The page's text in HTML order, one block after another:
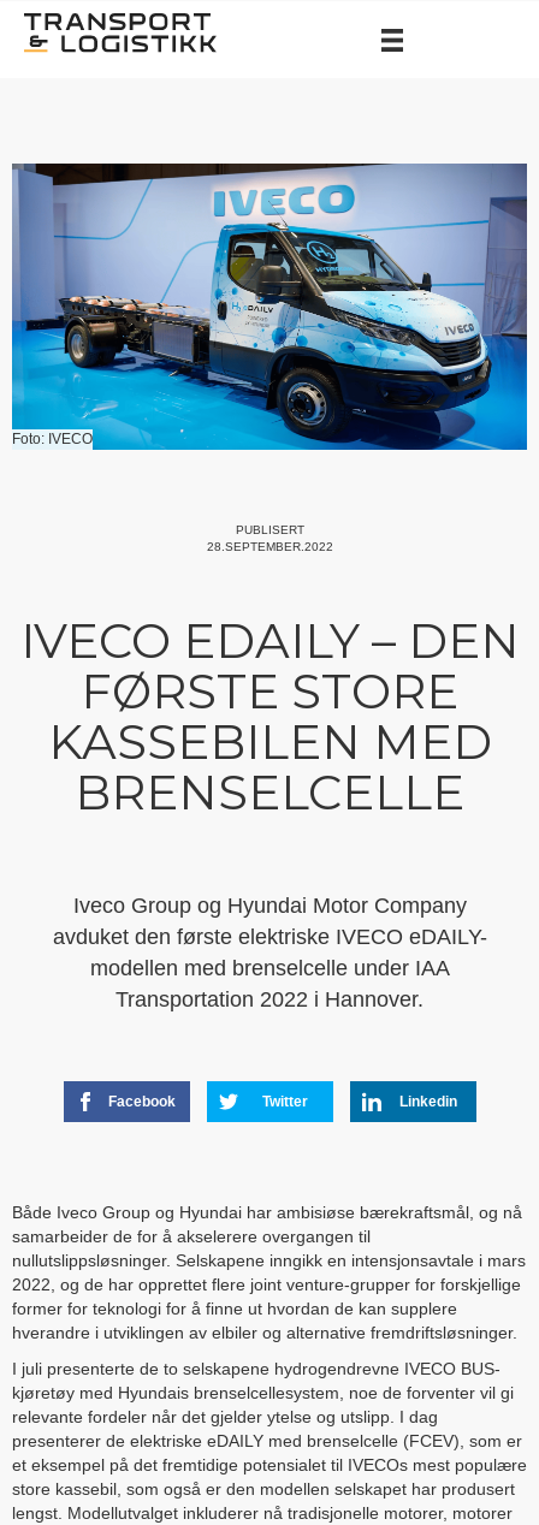
Foto: IVECO
PUBLISERT
28.SEPTEMBER.2022
IVECO EDAILY – DEN
FØRSTE STORE
KASSEBILEN MED
BRENSELCELLE
Iveco Group og Hyundai Motor Company
avduket den første elektriske IVECO eDAILY-
modellen med brenselcelle under IAA
Transportation 2022 i Hannover.
Facebook Twitter Linkedin
Både Iveco Group og Hyundai har ambisiøse bærekraftsmål, og nå
samarbeider de for å akselerere overgangen til
nullutslippsløsninger. Selskapene inngikk en intensjonsavtale i mars
2022, og de har opprettet flere joint venture-grupper for forskjellige
former for teknologi for å finne ut hvordan de kan supplere
hverandre i utviklingen av elbiler og alternative fremdriftsløsninger.
I juli presenterte de to selskapene hydrogendrevne IVECO BUS-
kjøretøy med Hyundais brenselcellesystem, noe de forventer vil gi
relevante fordeler når det gjelder ytelse og utslipp. I dag
presenterer de elektriske eDAILY med brenselcelle (FCEV), som er
et eksempel på det fremtidige potensialet til IVECOs mest populære
store kassebil, som også er den modellen selskapet har produsert
lengst. Modellutvalget inkluderer nå tradisjonelle motorer, motorer